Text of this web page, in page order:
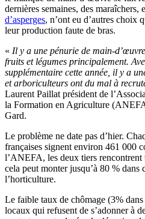
dernières semaines, des maraîchers,
d’asperges, n’ont eu d’autres choix
leur production faute de bras.
« Il y a une pénurie de main-
fruits et légumes principalement.
supplémentaire cette année, il y a
et arboriculteurs ont du mal à
Laurent Paillat président de
la Formation en Agriculture
Gard.
Le problème ne date pas d’hier.
françaises signent environ 461 000
l’ANEFA, les deux tiers rencontrent
cela peut monter jusqu’à 80 % dans
l’horticulture.
Le faible taux de chômage (3%
locaux qui refusent de s’adonner à